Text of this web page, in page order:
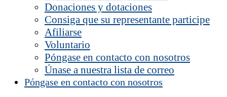
Donaciones y dotaciones
Consiga que su representante participe
Afiliarse
Voluntario
Póngase en contacto con nosotros
Únase a nuestra lista de correo
Póngase en contacto con nosotros